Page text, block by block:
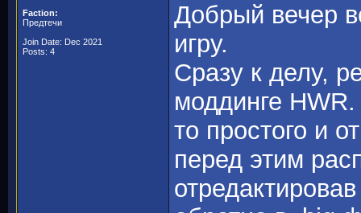
Faction:
Предтечи
Join Date: Dec 2021
Posts: 4
Добрый вечер
игру.
Сразу к делу,
моддинге
то простого и
перед этим